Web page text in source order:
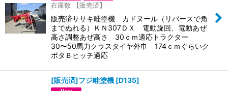
在庫数 【販売済】
販売済ササキ畦塗機 カドヌール（リバースで角
までぬれる）ＫＮ307ＤＸ 電動旋回、電動あぜ
高さ調整あぜ高さ 30ｃｍ適応トラクター
30〜50馬力クラスタイヤ外巾 174ｃｍぐらいク
ボタＢヒッチ適応
[販売済]フジ畦塗機 [D135]